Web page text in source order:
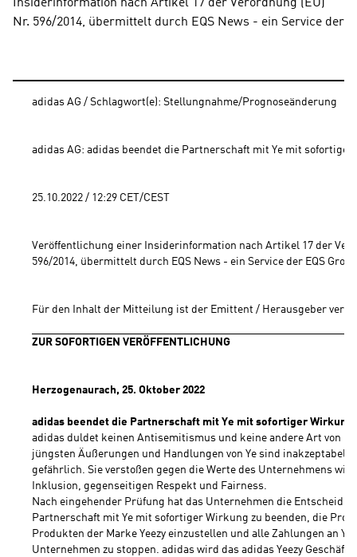
Insiderinformation nach Artikel 17 der Verordnung (EU)
Nr. 596/2014, übermittelt durch EQS News - ein Service der
adidas AG / Schlagwort(e): Stellungnahme/Prognoseänderung
adidas AG: adidas beendet die Partnerschaft mit Ye mit
25.10.2022 / 12:29 CET/CEST
Veröffentlichung einer Insiderinformation nach Artikel 17 der
596/2014, übermittelt durch EQS News - ein Service der EQS
Für den Inhalt der Mitteilung ist der Emittent / Herausgeber
ZUR SOFORTIGEN VERÖFFENTLICHUNG
Herzogenaurach, 25. Oktober 2022
adidas beendet die Partnerschaft mit Ye mit sofortiger Wirkung
adidas duldet keinen Antisemitismus und keine andere Art von
jüngsten Äußerungen und Handlungen von Ye sind inakzeptabel,
gefährlich. Sie verstoßen gegen die Werte des Unternehmens wie
Inklusion, gegenseitigen Respekt und Fairness.
Nach eingehender Prüfung hat das Unternehmen die
Partnerschaft mit Ye mit sofortiger Wirkung zu beenden, die
Produkten der Marke Yeezy einzustellen und alle Zahlungen an Ye
Unternehmen zu stoppen. adidas wird das adidas Yeezy Geschäft